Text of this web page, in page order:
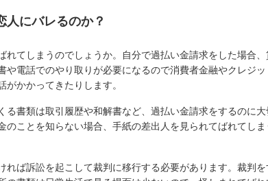
人にバレるのか？
れてしまうのでしょうか。自分で過払い金請求をした場合、
電話でのやり取りが必要になるので消費者金融やクレジッ
かかってきたりします。
書類は取引履歴や和解書など、過払い金請求をするのに大
ことを知らない場合、手紙の差出人を見られてばれてしま
ば訴訟を起こして裁判に移行する必要があります。裁判を